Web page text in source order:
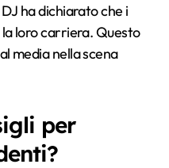
ha dichiarato che i
loro carriera. Questo
media nella scena
per